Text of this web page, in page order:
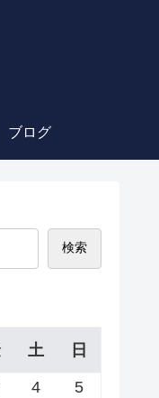
ブログ
検索
土 日
4
5